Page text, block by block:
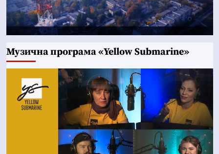
Музична програма «Yellow Submarine»